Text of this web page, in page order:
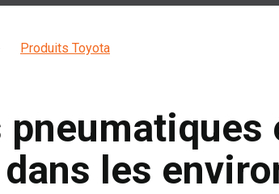
Produits Toyota
les